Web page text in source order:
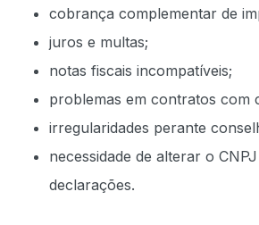
cobrança complementar de
juros e multas;
notas fiscais incompatíveis;
problemas em contratos com
irregularidades perante
necessidade de alterar o
declarações.